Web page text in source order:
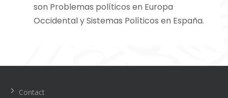
son Problemas políticos en Europa
Occidental y Sistemas Políticos en España.
de
Contact